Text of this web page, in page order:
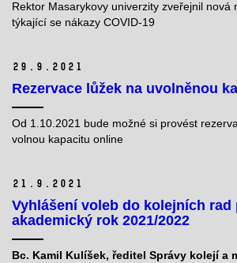
Rektor Masarykovy univerzity zveřejnil nová
týkající se nákazy COVID-19
29. 9. 2021
Rezervace lůžek na uvolněnou
Od 1.10.2021 bude možné si provést
volnou kapacitu online
21. 9. 2021
Vyhlášení voleb do kolejních rad
akademický rok 2021/2022
Bc. Kamil Kulíšek, ředitel Správy kolejí a